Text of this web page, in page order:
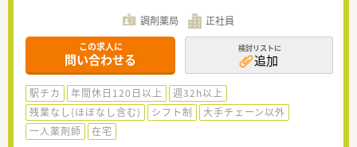
調剤薬局 正社員
この求人に
問い合わせる
検討リストに
追加
駅チカ 年間休日120日以上
週32h以上
残業なし(ほぼなし含む)
シフト制
大手チェーン以外
一人薬剤師
在宅